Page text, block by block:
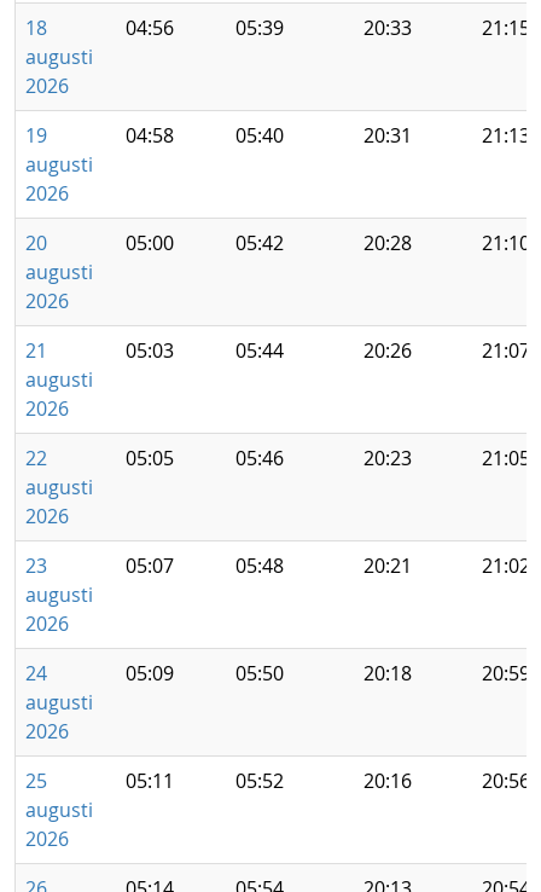
18
augusti
2026
04:56 05:39 20:33 21:15
19
augusti
2026
04:58 05:40 20:31 21:13
20
augusti
2026
05:00 05:42 20:28 21:10
21
augusti
2026
05:03 05:44 20:26 21:07
22
augusti
2026
05:05 05:46 20:23 21:05
23
augusti
2026
05:07 05:48 20:21 21:02
24
augusti
2026
05:09 05:50 20:18 20:59
25
augusti
2026
05:11 05:52 20:16 20:56